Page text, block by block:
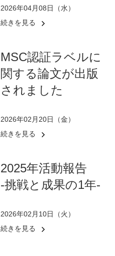
2026年04月08日（水）
続きを見る
MSC認証ラベルに
関する論文が出版
されました
2026年02月20日（金）
続きを見る
2025年活動報告
-挑戦と成果の1年-
2026年02月10日（火）
続きを見る